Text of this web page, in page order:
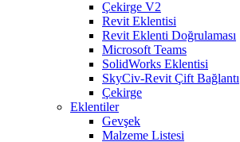
Çekirge V2
Revit Eklentisi
Revit Eklenti Doğrulaması
Microsoft Teams
SolidWorks Eklentisi
SkyCiv-Revit Çift Bağlantı
Çekirge
Eklentiler
Gevşek
Malzeme Listesi